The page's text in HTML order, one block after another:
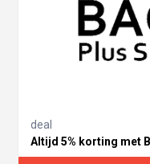
deal
Altijd 5% korting met